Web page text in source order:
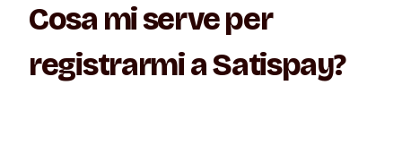
Cosa mi serve per
registrarmi a Satispay?